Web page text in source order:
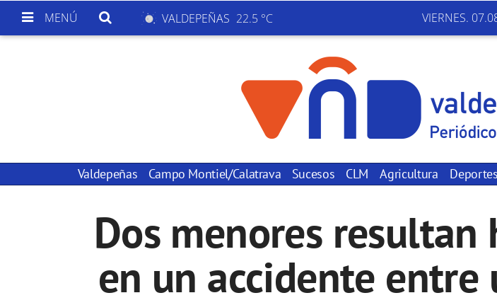
MENÚ VALDEPEÑAS 22.5 °C VIERNES.
Valdepeñas Campo Montiel/Calatrava Sucesos CLM Agricultura Deportes
Dos menores resultan
en un accidente entre